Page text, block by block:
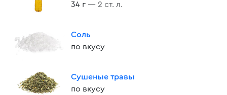
34 г — 2 ст. л.
Соль
по вкусу
Сушеные травы
по вкусу